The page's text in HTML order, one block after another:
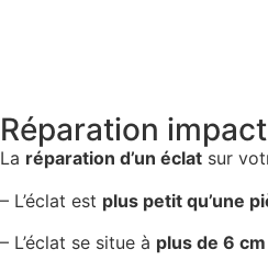
Réparation
La réparation d’un éclat sur
– L’éclat est plus petit qu’une
– L’éclat se situe à plus de 6